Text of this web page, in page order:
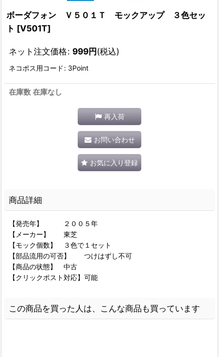
ボーダフォン Ｖ５０１Ｔ モックアップ ３色セッ
ト [V501T]
ネット注文価格: 999円(税込)
ネコポス用コード : 3Point
在庫数 在庫なし
再入荷
お問い合わせ
お気に入り登録
商品詳細
【発売年】 ２００５年
【メーカー】 東芝
【モック個数】 ３色で１セット
【部品流用の可否】 つけはずし不可
【商品の状態】 中古
【クリックポスト対応】可能
この商品を買った人は、こんな商品も買っています